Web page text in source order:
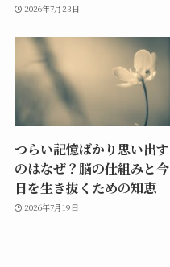
2026年7月23日
つらい記憶ばかり思い出す
のはなぜ？脳の仕組みと今
日を生き抜くための知恵
2026年7月19日